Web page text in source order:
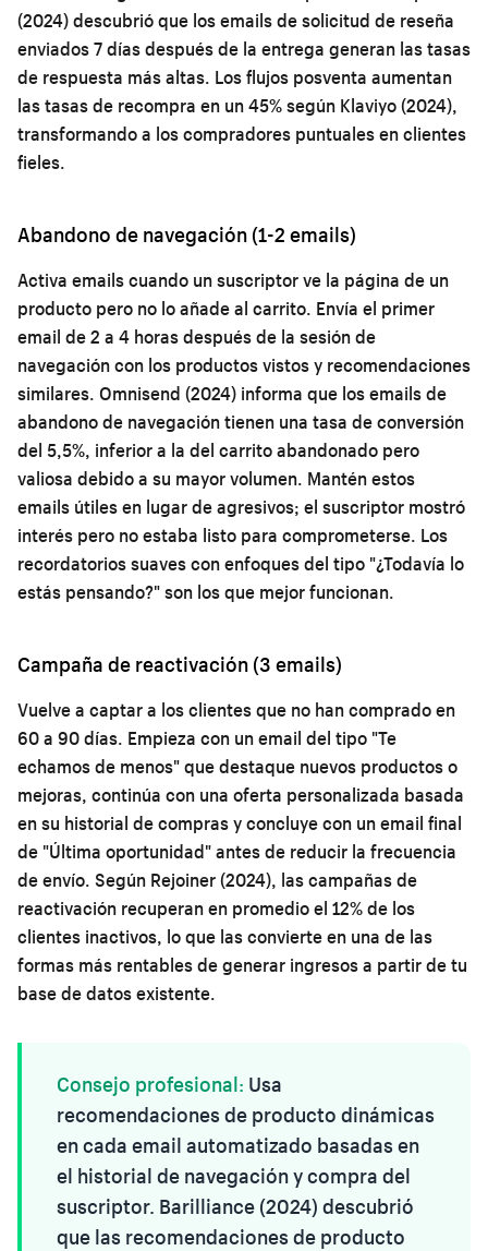
(2024) descubrió que los emails de solicitud de reseña
enviados 7 días después de la entrega generan las tasas
de respuesta más altas. Los flujos posventa aumentan
las tasas de recompra en un 45% según Klaviyo (2024),
transformando a los compradores puntuales en clientes
fieles.
Abandono de navegación (1-2 emails)
Activa emails cuando un suscriptor ve la página de un
producto pero no lo añade al carrito. Envía el primer
email de 2 a 4 horas después de la sesión de
navegación con los productos vistos y recomendaciones
similares. Omnisend (2024) informa que los emails de
abandono de navegación tienen una tasa de conversión
del 5,5%, inferior a la del carrito abandonado pero
valiosa debido a su mayor volumen. Mantén estos
emails útiles en lugar de agresivos; el suscriptor mostró
interés pero no estaba listo para comprometerse. Los
recordatorios suaves con enfoques del tipo "¿Todavía lo
estás pensando?" son los que mejor funcionan.
Campaña de reactivación (3 emails)
Vuelve a captar a los clientes que no han comprado en
60 a 90 días. Empieza con un email del tipo "Te
echamos de menos" que destaque nuevos productos o
mejoras, continúa con una oferta personalizada basada
en su historial de compras y concluye con un email final
de "Última oportunidad" antes de reducir la frecuencia
de envío. Según Rejoiner (2024), las campañas de
reactivación recuperan en promedio el 12% de los
clientes inactivos, lo que las convierte en una de las
formas más rentables de generar ingresos a partir de tu
base de datos existente.
Consejo profesional: Usa
recomendaciones de producto dinámicas
en cada email automatizado basadas en
el historial de navegación y compra del
suscriptor. Barilliance (2024) descubrió
que las recomendaciones de producto